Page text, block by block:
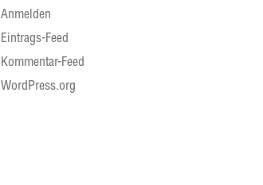
Anmelden
Eintrags-Feed
Kommentar-Feed
WordPress.org